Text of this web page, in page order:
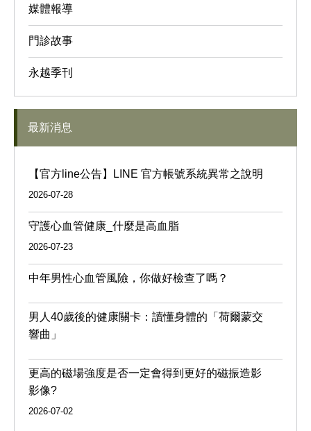
媒體報導
門診故事
永越季刊
最新消息
【官方line公告】LINE 官方帳號系統異常之說明
2026-07-28
守護心血管健康_什麼是高血脂
2026-07-23
中年男性心血管風險，你做好檢查了嗎？
男人40歲後的健康關卡：讀懂身體的「荷爾蒙交
響曲」
更高的磁場強度是否一定會得到更好的磁振造影
影像?
2026-07-02